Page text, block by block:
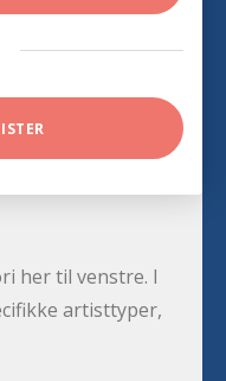
her til venstre. I
artisttyper,